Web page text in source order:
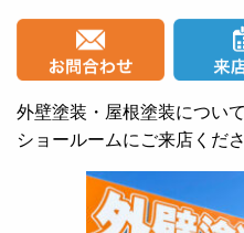
外壁塗装・屋根塗装につい
ショールームにご来店くださ